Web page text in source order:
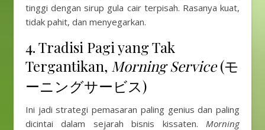
tinggi dengan sirup gula cair terpisah. Rasanya kuat,
tidak pahit, dan menyegarkan.
4. Tradisi Pagi yang Tak
Tergantikan, Morning Service(モ
ーニングサービス)
Ini jadi strategi pemasaran paling genius dan paling
dicintai dalam sejarah bisnis kissaten. Morning